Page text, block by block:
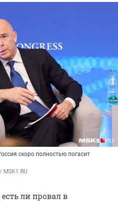
скоро полностью погасит
ли провал в